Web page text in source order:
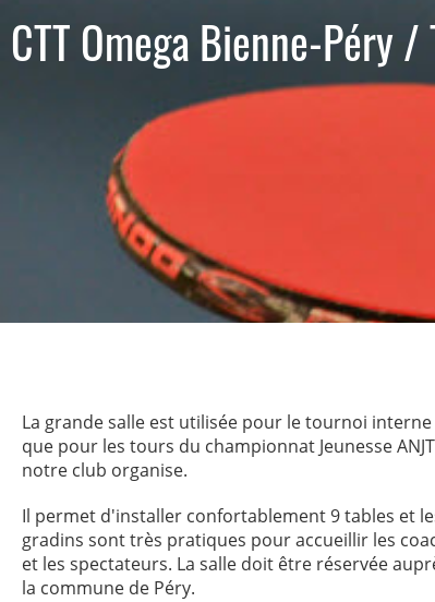
CTT Omega Bienne-Péry
La grande salle est utilisée pour le tournoi interne
que pour les tours du championnat Jeunesse
notre club organise.
Il permet d'installer confortablement 9 tables et
gradins sont très pratiques pour accueillir les
et les spectateurs. La salle doit être réservée
la commune de Péry.